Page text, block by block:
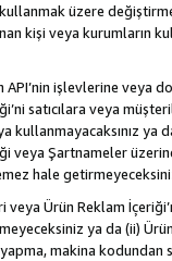
üzere
kişi veya kurumların
API’nin işlevlerine veya
satıcılara veya
kullanmayacaksınız ya
veya Şartnameler
hale
veya Ürün Reklam
ya da (ii)
yapma, makina